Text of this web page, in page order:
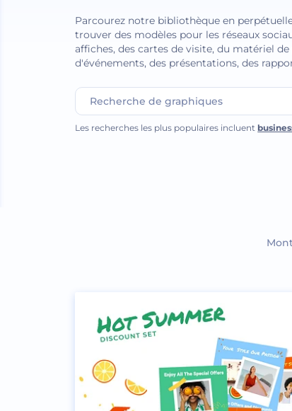
Parcourez notre bibliothèque en
trouver des modèles pour les réseaux
affiches, des cartes de visite, du matériel
d'événements, des présentations, des
Les recherches les plus populaires incluent